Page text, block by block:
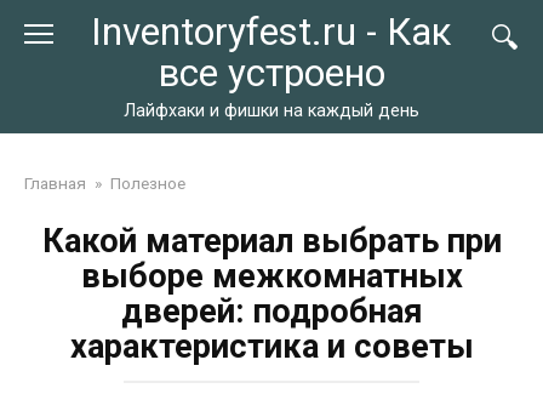
Inventoryfest.ru - Как
все устроено
Лайфхаки и фишки на каждый день
Главная » Полезное
Какой материал выбрать при
выборе межкомнатных
дверей: подробная
характеристика и советы